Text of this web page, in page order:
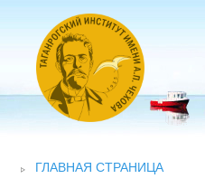
ГЛАВНАЯ СТРАНИЦА